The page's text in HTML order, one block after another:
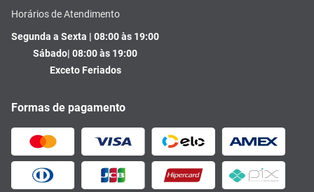
Horários de Atendimento
Segunda a Sexta | 08:00 às 19:00
Sábado| 08:00 às 19:00
Exceto Feriados
Formas de pagamento